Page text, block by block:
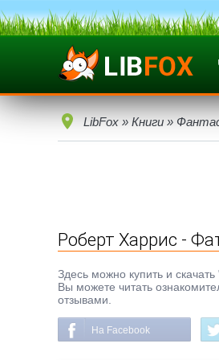
LibFox » Книги »
Роберт Харрис -
Здесь можно купить и
Вы можете читать
отзывами.
На Facebook